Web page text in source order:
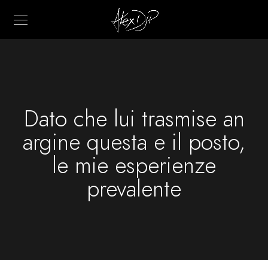
Dato che lui trasmise an
argine questa e il posto,
le mie esperienze
prevalente